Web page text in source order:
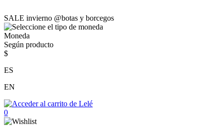
SALE invierno @botas y borcegos
Moneda
Según producto
$
ES
EN
0